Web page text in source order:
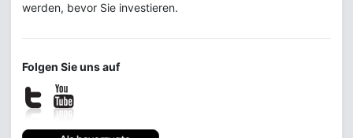
werden, bevor Sie investieren.
Folgen Sie uns auf